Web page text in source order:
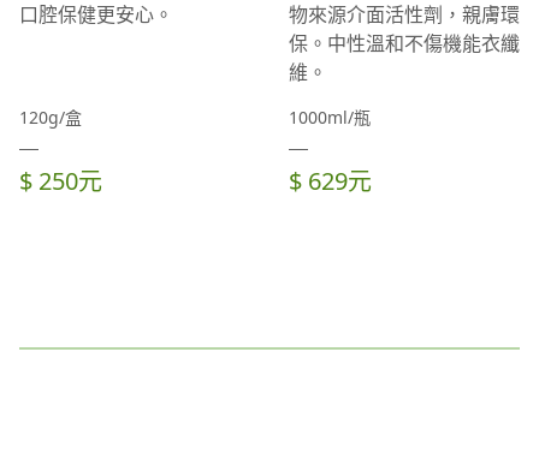
口腔保健更安心。
120g/盒
$ 250元
物來源介面活性劑，親膚環
保。中性溫和不傷機能衣纖
維。
1000ml/瓶
$ 629元